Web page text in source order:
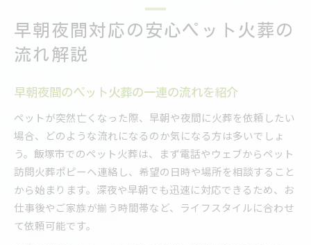
早朝夜間対応の安心ペット火葬の
流れ解説
早朝夜間のペット火葬の一連の流れを紹介
ペットが突然亡くなった際、早朝や夜間に火葬を依頼したい
場合、どのような流れになるのか気になる方は多いでしょ
う。飯塚市でのペット火葬は、まず電話やウェブからペット
訪問火葬ポピーへ連絡し、希望の日時や場所を相談すること
から始まります。深夜や早朝でも迅速に対応できるため、お
仕事後やご家族が揃う時間帯など、ライフスタイルに合わせ
て依頼可能です。